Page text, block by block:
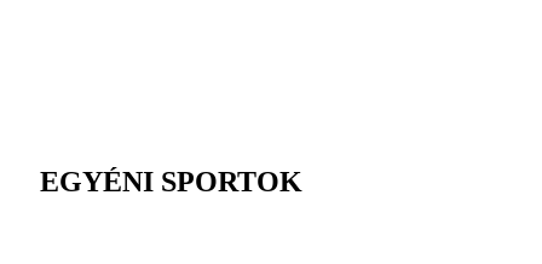
EGYÉNI SPORTOK